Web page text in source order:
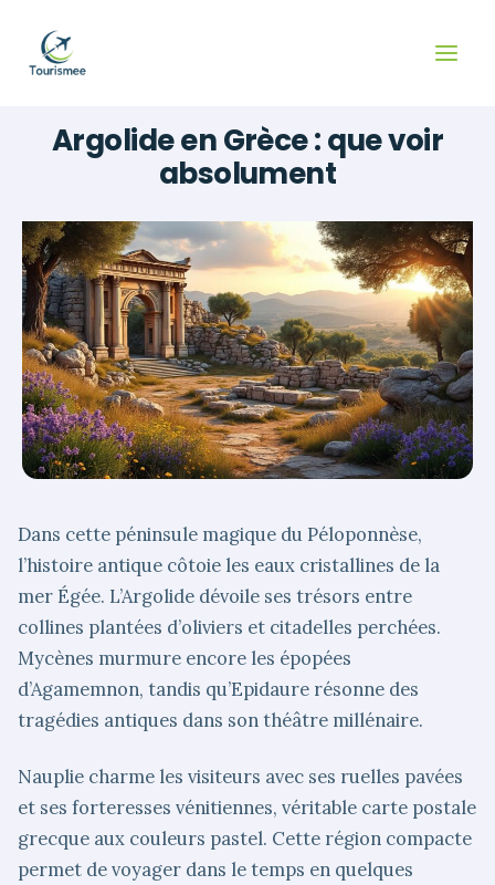
contenu
Argolide en Grèce : que voir
absolument
Dans cette péninsule magique du Péloponnèse,
l’histoire antique côtoie les eaux cristallines de la
mer Égée. L’Argolide dévoile ses trésors entre
collines plantées d’oliviers et citadelles perchées.
Mycènes murmure encore les épopées
d’Agamemnon, tandis qu’Epidaure résonne des
tragédies antiques dans son théâtre millénaire.
Nauplie charme les visiteurs avec ses ruelles pavées
et ses forteresses vénitiennes, véritable carte postale
grecque aux couleurs pastel. Cette région compacte
permet de voyager dans le temps en quelques